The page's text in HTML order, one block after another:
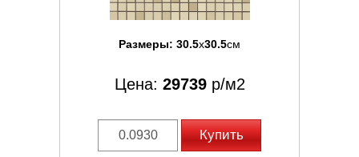
Размеры: 30.5x30.5см
Цена: 29739р/м2
Купить